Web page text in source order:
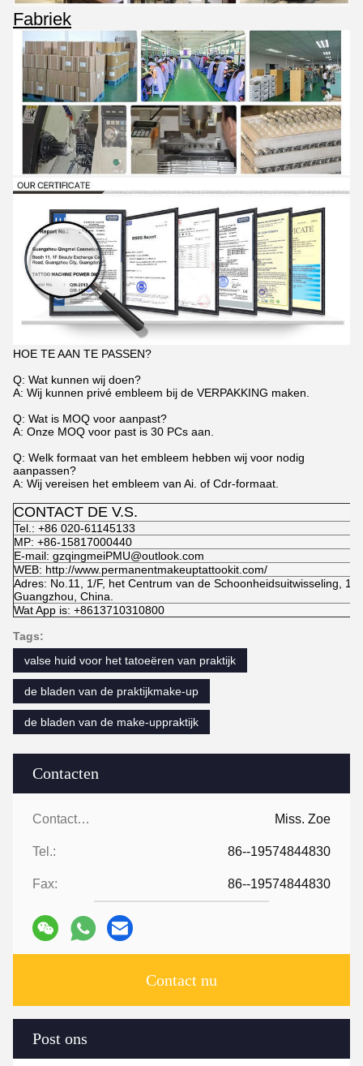
Contacten
Contacten: Miss. Zoe
Tel.: 86--19574844830
Fax: 86--19574844830
Contact nu
Post ons
Fabriek
HOE TE AAN TE PASSEN?
Q: Wat kunnen wij doen?
A: Wij kunnen privé embleem bij de VERPAKKING maken.
Q: Wat is MOQ voor aanpast?
A: Onze MOQ voor past is 30 PCs aan.
Q: Welk formaat van het embleem hebben wij voor nodig
aanpassen?
A: Wij vereisen het embleem van Ai. of Cdr-formaat.
CONTACT DE V.S.
Tel.: +86 020-61145133
MP: +86-15817000440
E-mail: gzqingmeiPMU@outlook.com
WEB: http://www.permanentmakeuptattookit.com/
Adres: No.11, 1/F, het Centrum van de Schoonheidsuitwisseling,
Guangzhou, China.
Wat App is: +8613710310800
Tags:
valse huid voor het tatoeëren van praktijk
de bladen van de praktijkmake-up
de bladen van de make-uppraktijk